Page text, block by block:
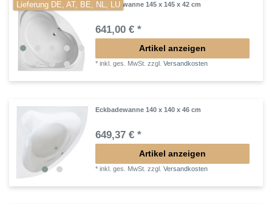
Lieferung DE, AT, BE, NL, LUEckbadewanne 145 x 145 x 42 cm
641,00 € *
Artikel anzeigen
*inkl. ges. MwSt. zzgl.Versandkosten
Eckbadewanne 140 x 140 x 46 cm
649,37 € *
Artikel anzeigen
*inkl. ges. MwSt. zzgl.Versandkosten